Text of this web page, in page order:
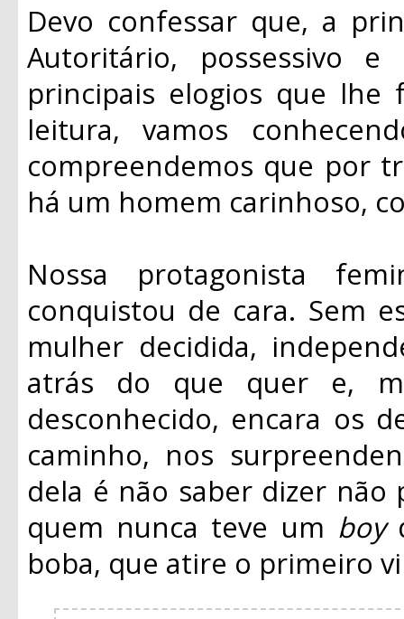
Devo confessar que, a
Autoritário, possessivo
principais elogios que lhe
leitura, vamos
compreendemos que por
há um homem carinhoso,
Nossa protagonista
conquistou de cara. Sem
mulher decidida,
atrás do que quer e,
desconhecido, encara os
caminho, nos
dela é não saber dizer não
quem nunca teve um boy
boba, que atire o primeiro